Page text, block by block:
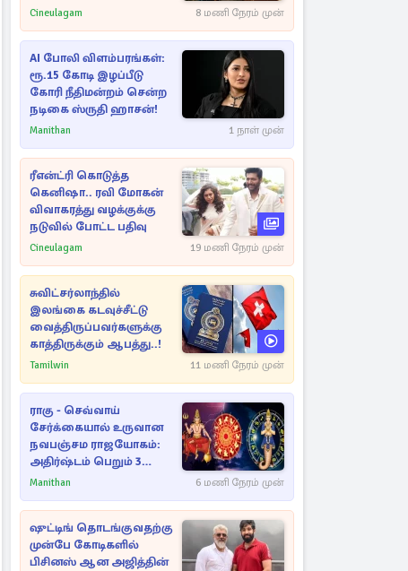
Cineulagam 8 மணி நேரம் முன்
AI போலி விளம்பரங்கள்:
ரூ.15 கோடி இழப்பீடு
கோரி நீதிமன்றம் சென்ற
நடிகை ஸ்ருதி ஹாசன்!
Manithan 1 நாள் முன்
ரீஎன்ட்ரி கொடுத்த
கெனிஷா.. ரவி மோகன்
விவாகரத்து வழக்குக்கு
நடுவில் போட்ட பதிவு
Cineulagam 19 மணி நேரம் முன்
சுவிட்சர்லாந்தில்
இலங்கை கடவுச்சீட்டு
வைத்திருப்பவர்களுக்கு
காத்திருக்கும் ஆபத்து..!
Tamilwin 11 மணி நேரம் முன்
ராகு - செவ்வாய்
சேர்க்கையால் உருவான
நவபஞ்சம ராஜயோகம்:
அதிர்ஷ்டம் பெறும் 3
ராசிகள்!
Manithan 6 மணி நேரம் முன்
ஷுட்டிங் தொடங்குவதற்கு
முன்பே கோடிகளில்
பிசினஸ் ஆன அஜித்தின்